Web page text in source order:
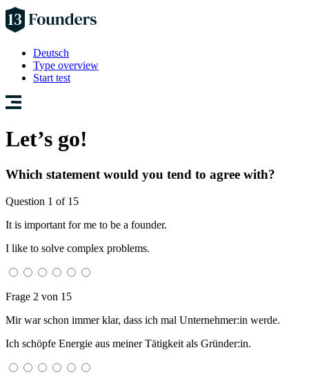
Deutsch
Type overview
Start test
Let’s go!
Which statement would you tend to agree with?
Question 1 of 15
It is important for me to be a founder.
I like to solve complex problems.
Frage 2 von 15
Mir war schon immer klar, dass ich mal Unternehmer:in werde.
Ich schöpfe Energie aus meiner Tätigkeit als Gründer:in.